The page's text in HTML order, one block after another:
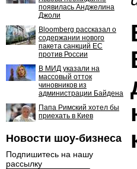
появилась Анджелина
Джоли
Bloomberg рассказал о
содержании нового
пакета санкций ЕС
против России
В МИД указали на
массовый отток
чиновников из
администрации Байдена
Папа Римский хотел бы
приехать в Киев
Новости шоу-бизнеса
Подпишитесь на нашу
рассылку